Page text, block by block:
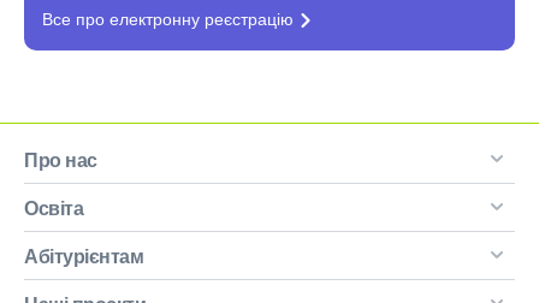
Все про електронну реєстрацію
Про нас
Освіта
Абітурієнтам